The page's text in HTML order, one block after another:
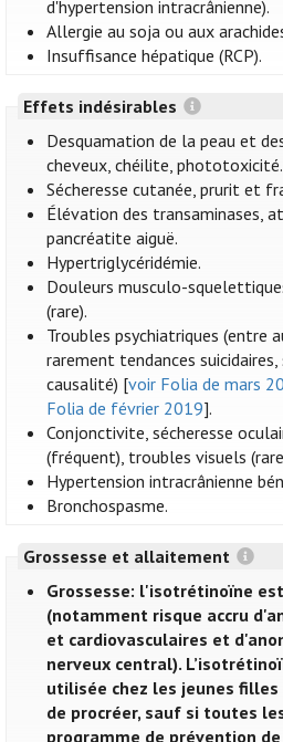
d'hypertension intracrânienne).
Allergie au soja ou aux
Insuffisance hépatique (RCP).
Effets indésirables
Desquamation de la peau et
cheveux, chéilite, phototoxicité.
Sécheresse cutanée, prurit et
Élévation des transaminases,
pancréatite aiguë.
Hypertriglycéridémie.
Douleurs musculo-
(rare).
Troubles psychiatriques (entre
rarement tendances
causalité) [voir Folia de mars
Folia de février 2019].
Conjonctivite, sécheresse
(fréquent), troubles visuels
Hypertension intracrânienne
Bronchospasme.
Grossesse et allaitement
Grossesse: l'isotrétinoïne
(notamment risque accru
et cardiovasculaires et
nerveux central).
utilisée chez les jeunes
de procréer, sauf si toutes
programme de prévention